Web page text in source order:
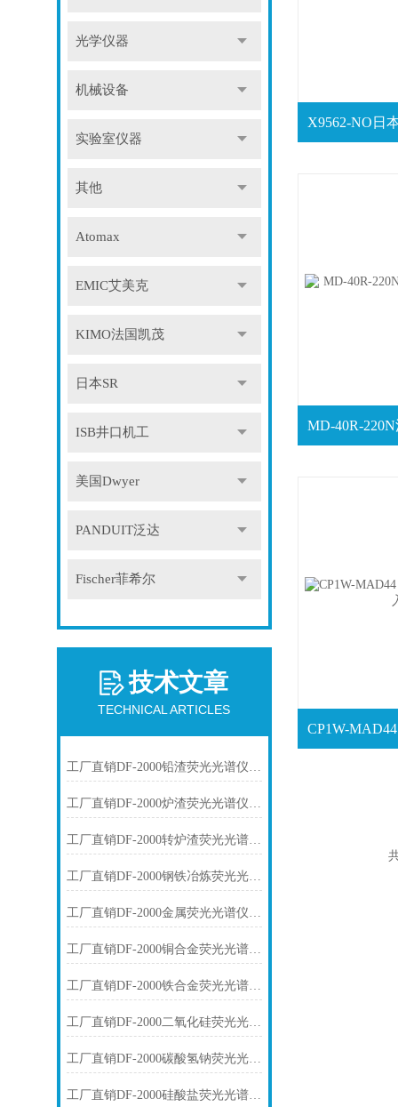
光学仪器
机械设备
实验室仪器
其他
Atomax
EMIC艾美克
KIMO法国凯茂
日本SR
ISB井口机工
美国Dwyer
PANDUIT泛达
Fischer菲希尔
技术文章
TECHNICAL ARTICLES
工厂直销DF-2000铅渣荧光光谱仪技术参数
工厂直销DF-2000炉渣荧光光谱仪技术参数
工厂直销DF-2000转炉渣荧光光谱仪技术参数
工厂直销DF-2000钢铁冶炼荧光光谱仪技术参数
工厂直销DF-2000金属荧光光谱仪技术参数
工厂直销DF-2000铜合金荧光光谱仪技术参数
工厂直销DF-2000铁合金荧光光谱仪技术参数
工厂直销DF-2000二氧化硅荧光光谱仪技术参数
工厂直销DF-2000碳酸氢钠荧光光谱仪技术参数
工厂直销DF-2000硅酸盐荧光光谱仪技术参数